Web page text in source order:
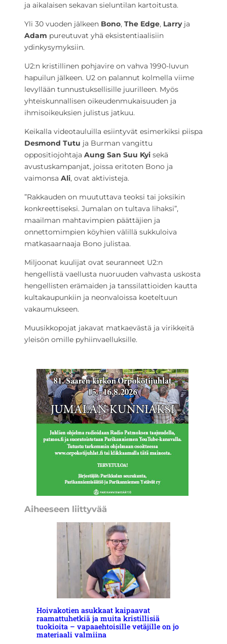
ja aikalaisen sekavan sieluntilan kartoitusta.
Yli 30 vuoden jälkeen Bono, The Edge, Larryja
Adam pureutuvat yhä eksistentiaalisiin
ydinkysymyksiin.
U2:n kristillinen pohjavire on vahva 1990-luvun
hapuilun jälkeen. U2 on palannut kolmella viime
levyllään tunnustuksellisille juurilleen. Myös
yhteiskunnallisen oikeudenmukaisuuden ja
ihmisoikeuksien julistus jatkuu.
Keikalla videotauluilla esiintyvät esimerkiksi piispa
Desmond Tutu ja Burman vangittu
oppositiojohtaja Aung San Suu Kyi sekä
avustuskampanjat, joissa eritoten Bono ja
vaimonsa Ali, ovat aktivisteja.
”Rakkauden on muututtava teoksi tai joksikin
konkreettiseksi. Jumalan on tultava lihaksi”,
maailman mahtavimpien päättäjien ja
onnettomimpien köyhien välillä sukkuloiva
matkasaarnaaja Bono julistaa.
Miljoonat kuulijat ovat seuranneet U2:n
hengellistä vaellusta nuoruuden vahvasta uskosta
hengellisten erämaiden ja tanssilattioiden kautta
kultakaupunkiin ja neonvaloissa koeteltuun
vakaumukseen.
Muusikkopojat jakavat matkaevästä ja virikkeitä
yleisön omille pyhiinvaelluksille.
Aiheeseen liittyvää
Hoivakotien asukkaat kaipaavat
raamattuhetkiä ja muita kristillisiä
tuokioita – vapaaehtoisille vetäjille on jo
materiaali valmiina